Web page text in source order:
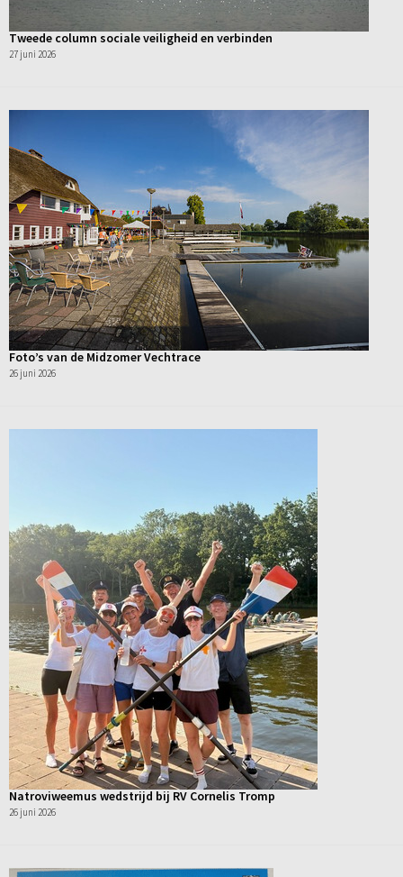
Tweede column sociale veiligheid en verbinden
27 juni 2026
Foto’s van de Midzomer Vechtrace
26 juni 2026
Natroviweemus wedstrijd bij RV Cornelis Tromp
26 juni 2026